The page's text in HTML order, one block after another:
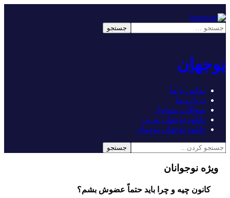
نوجهان
تماس با ما
درباره ما
سوالات متداول
دانلود نوجهان مربی
دانلود نوجهان نوجوان
ویژه نوجوانان
کانون چیه و چرا باید حتماً عضوش بشم؟